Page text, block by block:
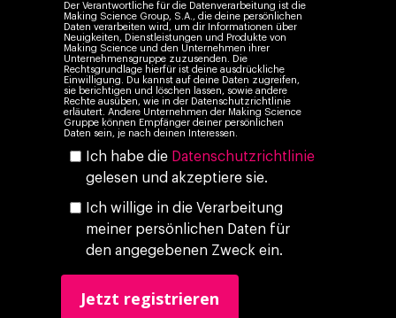
Der Verantwortliche für die Datenverarbeitung ist die
Making Science Group, S.A., die deine persönlichen
Daten verarbeiten wird, um dir Informationen über
Neuigkeiten, Dienstleistungen und Produkte von
Making Science und den Unternehmen ihrer
Unternehmensgruppe zuzusenden. Die
Rechtsgrundlage hierfür ist deine ausdrückliche
Einwilligung. Du kannst auf deine Daten zugreifen,
sie berichtigen und löschen lassen, sowie andere
Rechte ausüben, wie in der Datenschutzrichtlinie
erläutert. Andere Unternehmen der Making Science
Gruppe können Empfänger deiner persönlichen
Daten sein, je nach deinen Interessen.
Ich habe die Datenschutzrichtlinie
gelesen und akzeptiere sie.
Ich willige in die Verarbeitung
meiner persönlichen Daten für
den angegebenen Zweck ein.